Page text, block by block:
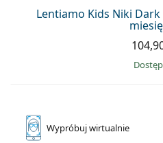
Lentiamo Kids Niki
Wypróbujwirtualnie